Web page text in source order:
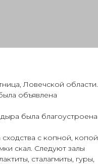
Ловечской области.
объявлена
была благоустроена
с копной, копой.
скал. Следуют залы
сталагмиты, гуры,